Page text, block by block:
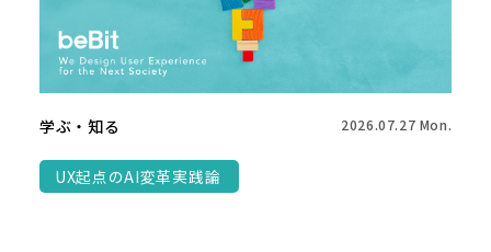
学ぶ・知る 2026.07.27 Mon.
UX起点のAI変革実践論